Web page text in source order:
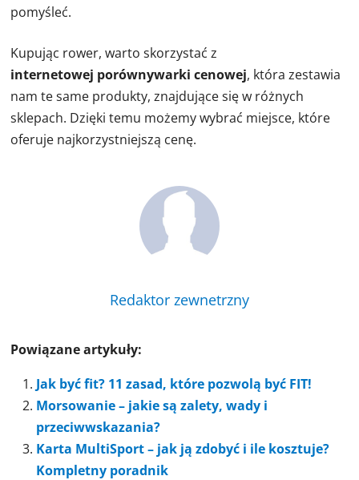
pomyśleć.
Kupując rower, warto skorzystać z
internetowej porównywarki cenowej, która zestawia
nam te same produkty, znajdujące się w różnych
sklepach. Dzięki temu możemy wybrać miejsce, które
oferuje najkorzystniejszą cenę.
Redaktor zewnetrzny
Powiązane artykuły:
Jak być fit? 11 zasad, które pozwolą być FIT!
Morsowanie – jakie są zalety, wady i
przeciwwskazania?
Karta MultiSport – jak ją zdobyć i ile kosztuje?
Kompletny poradnik